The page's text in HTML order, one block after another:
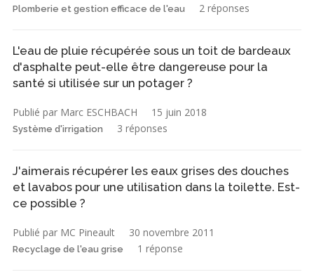
Plomberie et gestion efficace de l'eau 2 réponses
L'eau de pluie récupérée sous un toit de bardeaux
d'asphalte peut-elle être dangereuse pour la
santé si utilisée sur un potager ?
Publié par Marc ESCHBACH 15 juin 2018
Système d'irrigation 3 réponses
J'aimerais récupérer les eaux grises des douches
et lavabos pour une utilisation dans la toilette. Est-
ce possible ?
Publié par MC Pineault 30 novembre 2011
Recyclage de l'eau grise 1 réponse